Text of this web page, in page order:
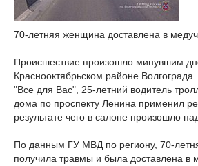
70-летняя женщина доставлена в
Происшествие произошло минувшим
Краснооктябрьском районе Волгограда.
"Все для Вас", 25-летний водитель
дома по проспекту Ленина применил
результате чего в салоне произошло
По данным ГУ МВД по региону, 70-
получила травмы и была доставлена в